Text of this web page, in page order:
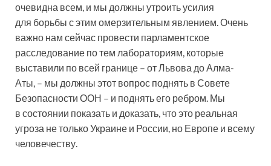
очевидна всем, и мы должны утроить усилия
для борьбы с этим омерзительным явлением. Очень
важно нам сейчас провести парламентское
расследование по тем лабораториям, которые
выставили по всей границе – от Львова до Алма-
Аты, – мы должны этот вопрос поднять в Совете
Безопасности ООН – и поднять его ребром. Мы
в состоянии показать и доказать, что это реальная
угроза не только Украине и России, но Европе и всему
человечеству.